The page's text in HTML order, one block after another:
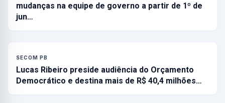
mudanças na equipe de governo a partir de 1º de
jun…
SECOM PB
Lucas Ribeiro preside audiência do Orçamento
Democrático e destina mais de R$ 40,4 milhões…